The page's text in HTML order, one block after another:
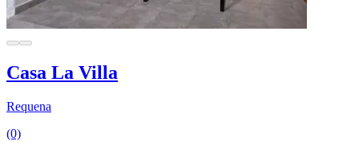
Casa La Villa
Requena
(0)